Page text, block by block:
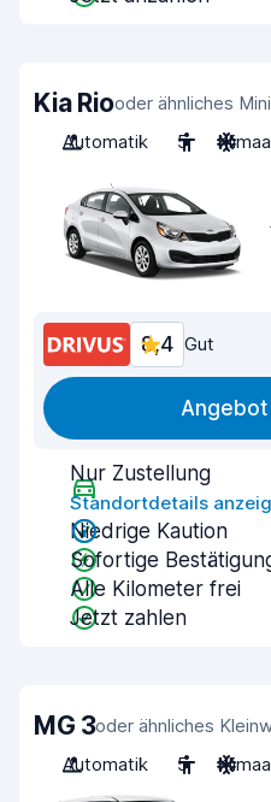
Kia Riooder ähnliches
Automatik
5
8,4 Gut
Angebot
Nur Zustellung
Standortdetails
Niedrige Kaution
Sofortige
Alle Kilometer frei
Jetzt zahlen
MG 3oder ähnliches
Automatik
5